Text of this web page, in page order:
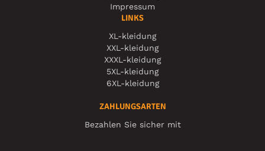
Impressum
LINKS
XL-kleidung
XXL-kleidung
XXXL-kleidung
5XL-kleidung
6XL-kleidung
ZAHLUNGSARTEN
Bezahlen Sie sicher mit